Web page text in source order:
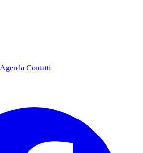
Agenda Contatti